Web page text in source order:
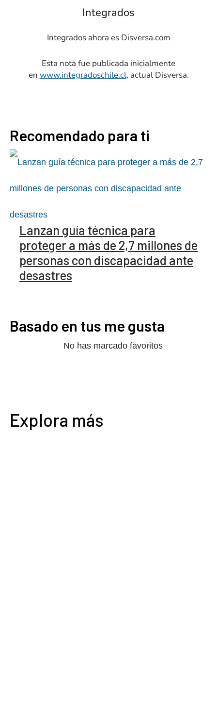
Integrados
Integrados ahora es Disversa.com
Esta nota fue publicada inicialmente
en www.integradoschile.cl, actual Disversa.
Recomendado para ti
Lanzan guía técnica para
proteger a más de 2,7 millones de
personas con discapacidad ante
desastres
Basado en tus me gusta
No has marcado favoritos
Explora más